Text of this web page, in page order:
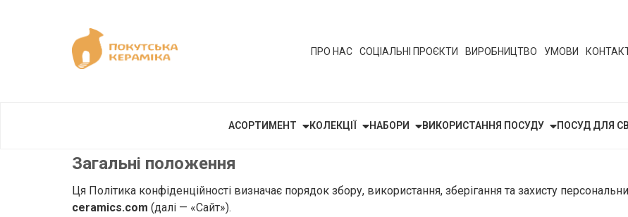
ПРО НАС СОЦІАЛЬНІ ПРОЄКТИ ВИРОБНИЦТВО УМОВИ
АСОРТИМЕНТ КОЛЕКЦІЇ НАБОРИ ВИКОРИСТАННЯ ПОСУДУ ПОСУД ДЛЯ
Загальні положення
Ця Політика конфіденційності визначає порядок збору, використання, зберігання та захисту
ceramics.com (далі — «Сайт»).